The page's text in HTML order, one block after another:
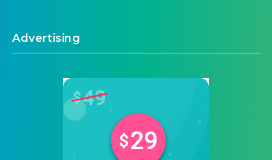
Advertising